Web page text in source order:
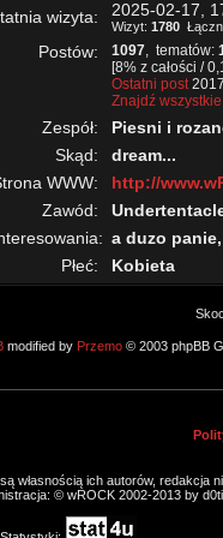
wizyta: 2025-02-17,
Wizyt: 1780
Postów: 1097, tematów:
[8% z całości /
Ostatni post
Znajdź wszystkie
Zespół:
Piesni i
Skąd:
dream...
WWW:
http://
Zawód:
a duzo
Płeć:
Kobieta
modified by Przemo© 2003 phpBB
własnością ich autorów, redakcja
© wROCK 2002-2013 by